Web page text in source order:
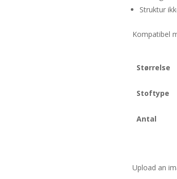
Struktur
Kompatibel
Størrelse
Stoftype
Antal
Upload an